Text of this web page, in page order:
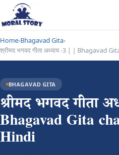
Home›Bhagavad Gita›
श्रीमद भगवद गीता अध्याय -3 | | Bhagavad
BHAGAVAD GITA
श्रीमद भगवद गीता
Bhagavad Gita
Hindi